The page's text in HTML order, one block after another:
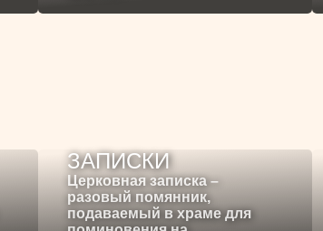
ЗАПИСКИ
Церковная записка –
разовый помянник,
подаваемый в храме для